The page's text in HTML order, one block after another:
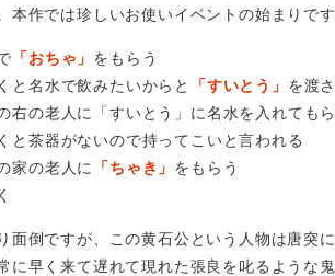
本作では珍しいお使いイベントの始まりです
「おちゃ」 をもらう
と名水で飲みたいからと
「すいとう」 を渡
右の老人に「すいとう」に名水を入れてもら
と茶器がないので持ってこいと言われる
家の老人に
「ちゃき」 をもらう
面倒ですが、この黄石公という人物は唐突
に早く来て遅れて現れた張良を叱るような